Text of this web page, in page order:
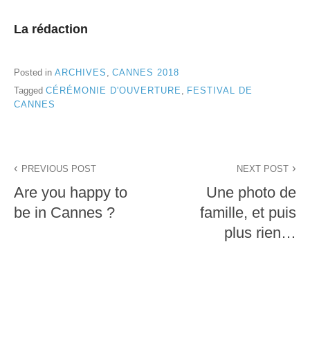
La rédaction
Posted in ARCHIVES
CANNES 2018
Tagged CÉRÉMONIE D'OUVERTURE
FESTIVAL DE
CANNES
de
l’article
PREVIOUS POST
Are you happy to
be in Cannes ?
NEXT POST
Une photo de
famille, et puis
plus rien…